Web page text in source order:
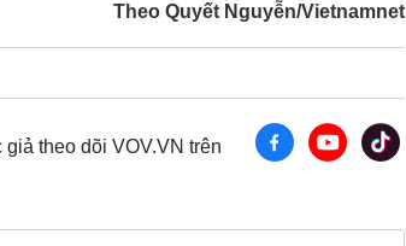
Theo Quyết Nguyễn/Vietnamnet
giả theo dõi VOV.VN trên